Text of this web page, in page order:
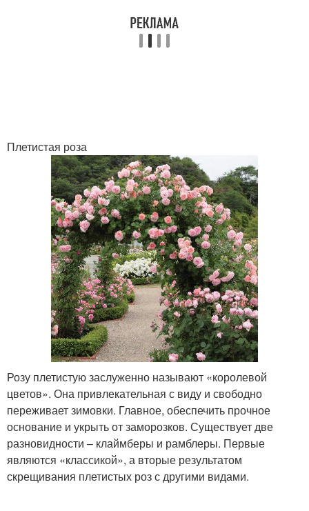
Плетистая роза
Розу плетистую заслуженно называют «королевой
цветов». Она привлекательная с виду и свободно
переживает зимовки. Главное, обеспечить прочное
основание и укрыть от заморозков. Существует две
разновидности – клаймберы и рамблеры. Первые
являются «классикой», а вторые результатом
скрещивания плетистых роз с другими видами.